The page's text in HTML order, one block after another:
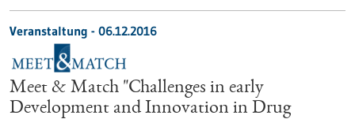
Veranstaltung - 06.12.2016
Meet & Match "Challenges in early
Development and Innovation in Drug